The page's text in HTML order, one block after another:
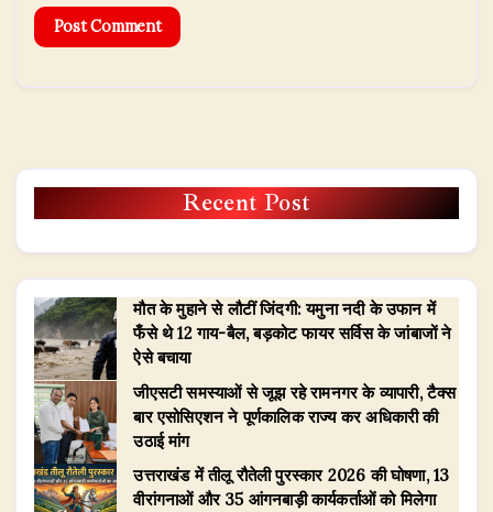
Recent Post
मौत के मुहाने से लौटीं जिंदगी: यमुना नदी के उफान में
फँसे थे 12 गाय-बैल, बड़कोट फायर सर्विस के जांबाजों ने
ऐसे बचाया
जीएसटी समस्याओं से जूझ रहे रामनगर के व्यापारी, टैक्स
बार एसोसिएशन ने पूर्णकालिक राज्य कर अधिकारी की
उठाई मांग
उत्तराखंड में तीलू रौतेली पुरस्कार 2026 की घोषणा, 13
वीरांगनाओं और 35 आंगनबाड़ी कार्यकर्ताओं को मिलेगा